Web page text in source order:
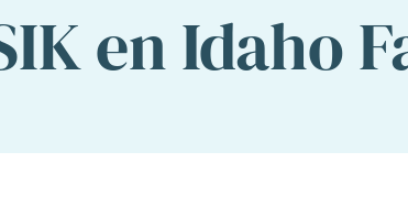
en Idaho